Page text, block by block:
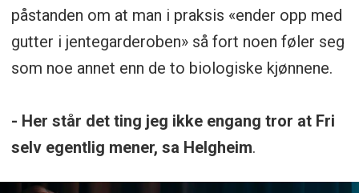
påstanden om at man i praksis «ender opp med
gutter i jentegarderoben» så fort noen føler seg
som noe annet enn de to biologiske kjønnene.
- Her står det ting jeg ikke engang tror at Fri
selv egentlig mener, sa Helgheim.